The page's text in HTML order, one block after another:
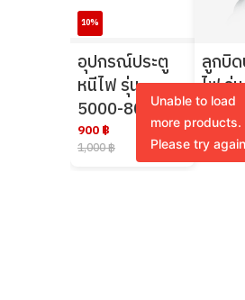
10%
อุปกรณ์ประตู
หนีไฟ รุ่น
5000-8000-1
900 ฿
1,000 ฿
ลูกบิ
ไฟ รุ่
Unable to load
more products.
Please try